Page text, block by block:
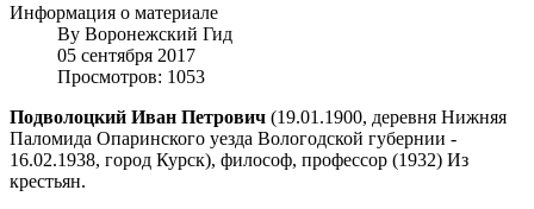
Информация о материале
By Воронежский Гид
05 сентября 2017
Просмотров: 1053
Подволоцкий Иван Петрович (19.01.1900, деревня Нижняя
Паломида Опаринского уезда Вологодской губернии -
16.02.1938, город Курск), философ, профессор (1932) Из
крестьян.